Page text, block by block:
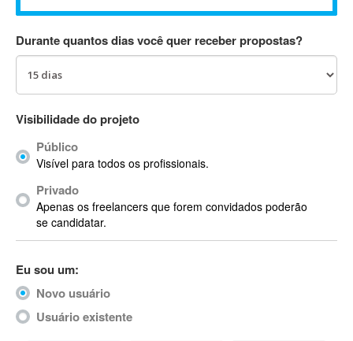
AC3
ACID Pro
ACPI
Acrobat
Acrobat X
Acronis
ACT
Actimize
ActionScript
ActionScript 3
Durante quantos dias você quer receber propostas?
Visibilidade do projeto
Público
Visível para todos os profissionais.
Privado
Apenas os freelancers que forem convidados poderão
se candidatar.
Eu sou um:
Novo usuário
Usuário existente